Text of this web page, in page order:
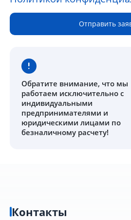
Отправить
Обратите внимание, что мы
работаем исключительно с
индивидуальными
предпринимателями и
юридическими лицами по
безналичному расчету!
Контакты